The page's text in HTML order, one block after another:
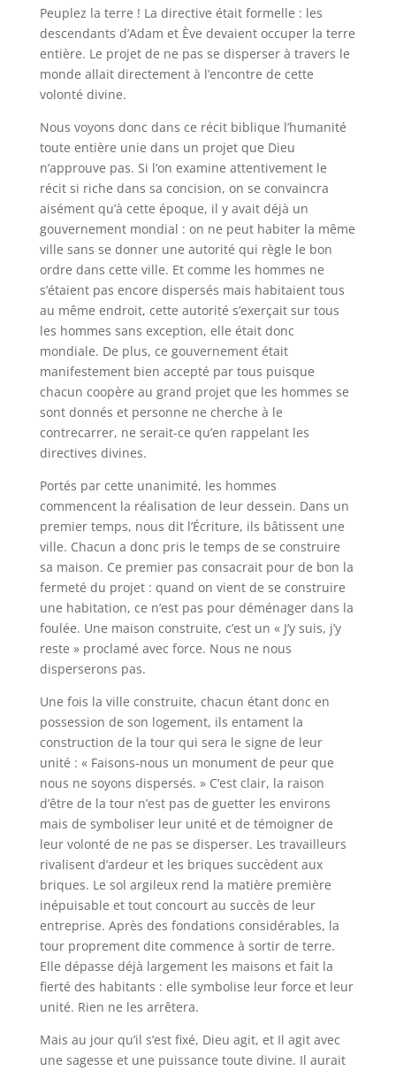
Peuplez la terre ! La directive était formelle : les
descendants d’Adam et Ève devaient occuper la terre
entière. Le projet de ne pas se disperser à travers le
monde allait directement à l’encontre de cette
volonté divine.
Nous voyons donc dans ce récit biblique l’humanité
toute entière unie dans un projet que Dieu
n’approuve pas. Si l’on examine attentivement le
récit si riche dans sa concision, on se convaincra
aisément qu’à cette époque, il y avait déjà un
gouvernement mondial : on ne peut habiter la même
ville sans se donner une autorité qui règle le bon
ordre dans cette ville. Et comme les hommes ne
s’étaient pas encore dispersés mais habitaient tous
au même endroit, cette autorité s’exerçait sur tous
les hommes sans exception, elle était donc
mondiale. De plus, ce gouvernement était
manifestement bien accepté par tous puisque
chacun coopère au grand projet que les hommes se
sont donnés et personne ne cherche à le
contrecarrer, ne serait-ce qu’en rappelant les
directives divines.
Portés par cette unanimité, les hommes
commencent la réalisation de leur dessein. Dans un
premier temps, nous dit l’Écriture, ils bâtissent une
ville. Chacun a donc pris le temps de se construire
sa maison. Ce premier pas consacrait pour de bon la
fermeté du projet : quand on vient de se construire
une habitation, ce n’est pas pour déménager dans la
foulée. Une maison construite, c’est un « J’y suis, j’y
reste » proclamé avec force. Nous ne nous
disperserons pas.
Une fois la ville construite, chacun étant donc en
possession de son logement, ils entament la
construction de la tour qui sera le signe de leur
unité : « Faisons-nous un monument de peur que
nous ne soyons dispersés. » C’est clair, la raison
d’être de la tour n’est pas de guetter les environs
mais de symboliser leur unité et de témoigner de
leur volonté de ne pas se disperser. Les travailleurs
rivalisent d’ardeur et les briques succèdent aux
briques. Le sol argileux rend la matière première
inépuisable et tout concourt au succès de leur
entreprise. Après des fondations considérables, la
tour proprement dite commence à sortir de terre.
Elle dépasse déjà largement les maisons et fait la
fierté des habitants : elle symbolise leur force et leur
unité. Rien ne les arrêtera.
Mais au jour qu’il s’est fixé, Dieu agit, et Il agit avec
une sagesse et une puissance toute divine. Il aurait